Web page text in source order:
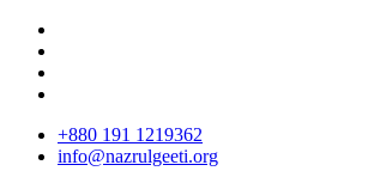
+880 191 1219362
info@nazrulgeeti.org